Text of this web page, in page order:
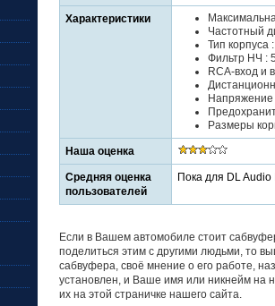
Характеристики
Частотный
Тип корпуса
Фильтр НЧ :
RCA-вход и
Напряжение
Размеры
Наша оценка
Средняя оценка
пользователей
Пока для DL Audio
Если в Вашем автомобиле стоит
поделиться этим с другими людьми, то
сабвуфера, своё мнение о его работе,
установлен, и Ваше имя или никнейм на
их на этой страничке нашего сайта.